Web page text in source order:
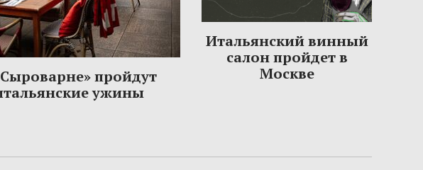
пройдут
ужины
Итальянский винный
салон пройдет в
Москве